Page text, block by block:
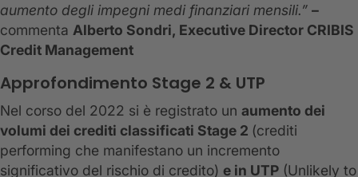
aumento degli impegni medi finanziari mensili.” –
commenta Alberto Sondri, Executive Director CRIBIS
Credit Management
Approfondimento Stage 2 & UTP
Nel corso del 2022 si è registrato un aumento dei
volumi dei crediti classificati Stage 2 (crediti
performing che manifestano un incremento
significativo del rischio di credito) e in UTP (Unlikely to